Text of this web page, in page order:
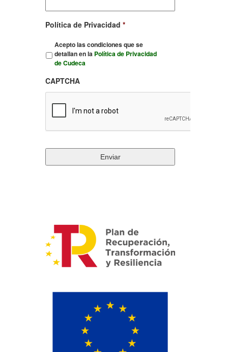
Política de Privacidad *
Acepto las condiciones que se
detallan en la Política de Privacidad
de Cudeca
CAPTCHA